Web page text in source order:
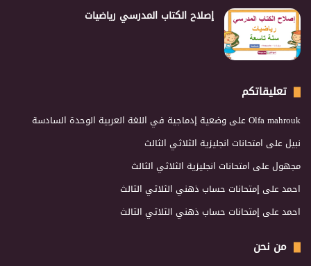
إصلاح الكتاب المدرسي رياضيات
تعليقاتكم
Olfa mahroukعلى وضعية إدماجية في اللغة العربية الوحدة السادسة
نبيلعلى امتحانات انجليزية الثلاثي الثالث
مجهولعلى امتحانات انجليزية الثلاثي الثالث
احمدعلى إمتحانات حساب ذهني الثلاثي الثالث
احمدعلى إمتحانات حساب ذهني الثلاثي الثالث
من نحن